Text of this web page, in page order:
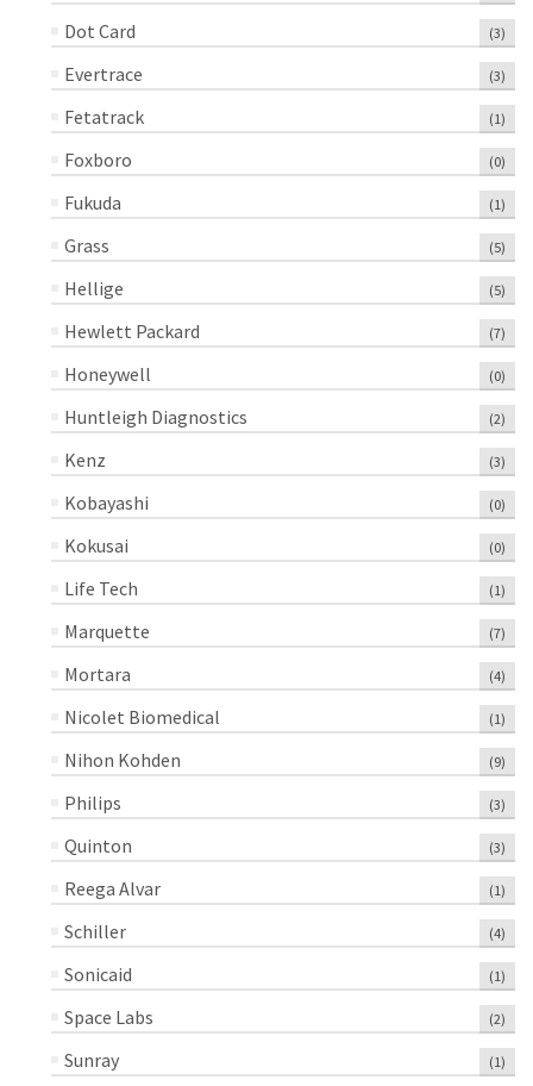
Dot Card
(3)
Evertrace (3)
Fetatrack (1)
Foxboro (0)
Fukuda (1)
Grass (5)
Hellige (5)
Hewlett Packard (7)
Honeywell (0)
Huntleigh Diagnostics (2)
Kenz (3)
Kobayashi (0)
Kokusai (0)
Life Tech (1)
Marquette (7)
Mortara (4)
Nicolet Biomedical (1)
Nihon Kohden (9)
Philips (3)
Quinton (3)
Reega Alvar (1)
Schiller (4)
Sonicaid (1)
Space Labs (2)
Sunray (1)